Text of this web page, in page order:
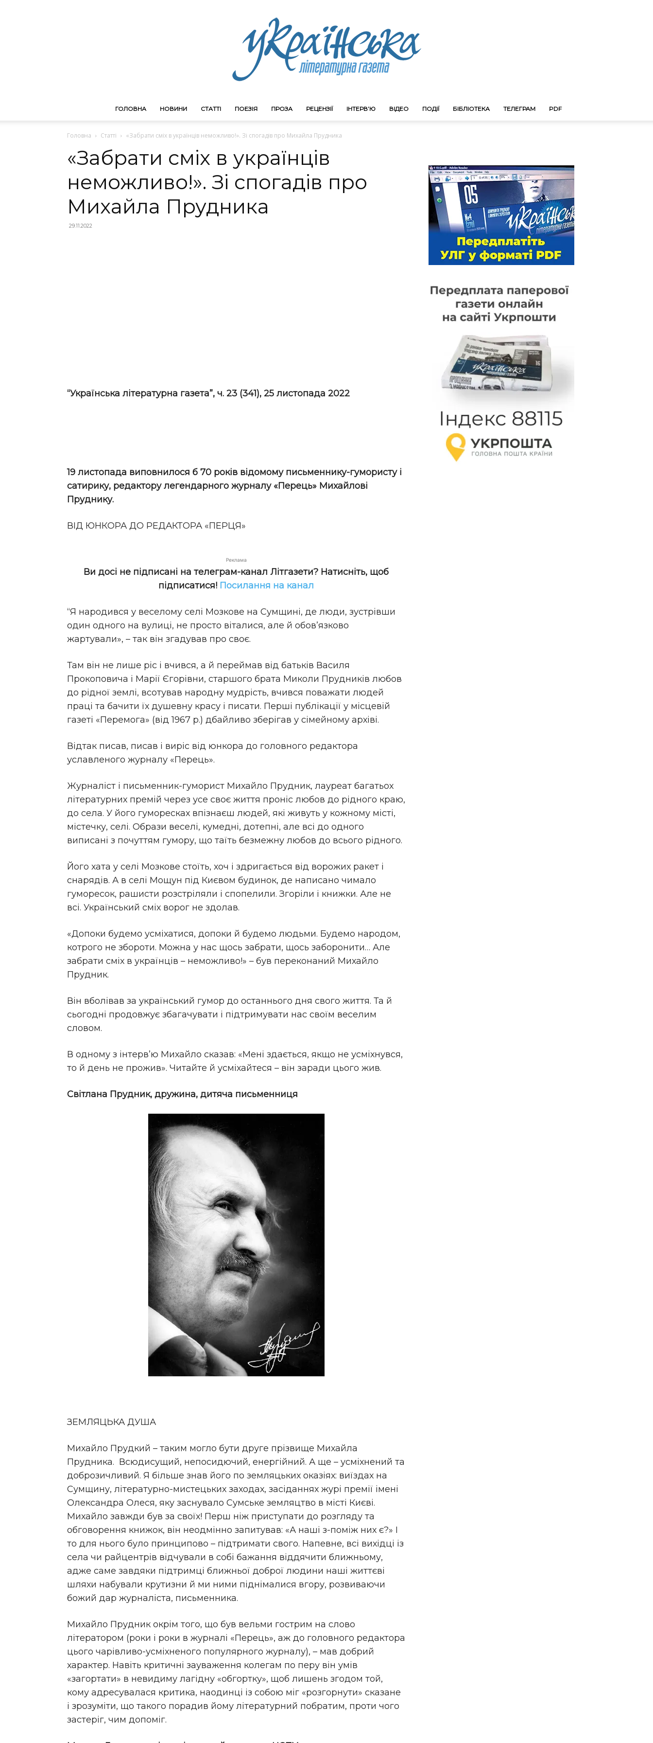
ГОЛОВНА НОВИНИ СТАТТІ ПОЕЗІЯ ПРОЗА РЕЦЕНЗІЇ ІНТЕРВ’Ю ВІДЕО ПОДІЇ БІБЛІОТЕКА ТЕЛЕГРАМ PDF
Головна Статті «Забрати сміх в українців неможливо!». Зі спогадів про Михайла Прудника
«Забрати сміх в українців
неможливо!». Зі спогадів про
Михайла Прудника
29.11.2022
“Українська літературна газета”, ч. 23 (341), 25 листопада 2022
19 листопада виповнилося б 70 років відомому письменнику-гумористу і
сатирику, редактору легендарного журналу «Перець» Михайлові
Пруднику.
ВІД ЮНКОРА ДО РЕДАКТОРА «ПЕРЦЯ»
Реклама
Ви досі не підписані на телеграм-канал Літгазети? Натисніть, щоб
підписатися! Посилання на канал
“Я народився у веселому селі Мозкове на Сумщині, де люди, зустрівши
один одного на вулиці, не просто віталися, але й обов’язково
жартували», – так він згадував про своє.
Там він не лише ріс і вчився, а й переймав від батьків Василя
Прокоповича і Марії Єгорівни, старшого брата Миколи Прудників любов
до рідної землі, всотував народну мудрість, вчився поважати людей
праці та бачити їх душевну красу і писати. Перші публікації у місцевій
газеті «Перемога» (від 1967 р.) дбайливо зберігав у сімейному архіві.
Відтак писав, писав і виріс від юнкора до головного редактора
уславленого журналу «Перець».
Журналіст і письменник-гуморист Михайло Прудник, лауреат багатьох
літературних премій через усе своє життя проніс любов до рідного краю,
до села. У його гуморесках впізнаєш людей, які живуть у кожному місті,
містечку, селі. Образи веселі, кумедні, дотепні, але всі до одного
виписані з почуттям гумору, що таїть безмежну любов до всього рідного.
Його хата у селі Мозкове стоїть, хоч і здригається від ворожих ракет і
снарядів. А в селі Мощун під Києвом будинок, де написано чимало
гуморесок, рашисти розстріляли і спопелили. Згоріли і книжки. Але не
всі. Український сміх ворог не здолав.
«Допоки будемо усміхатися, допоки й будемо людьми. Будемо народом,
котрого не збороти. Можна у нас щось забрати, щось заборонити… Але
забрати сміх в українців – неможливо!» – був переконаний Михайло
Прудник.
Він вболівав за український гумор до останнього дня свого життя. Та й
сьогодні продовжує збагачувати і підтримувати нас своїм веселим
словом.
В одному з інтерв’ю Михайло сказав: «Мені здається, якщо не усміхнувся,
то й день не прожив». Читайте й усміхайтеся – він заради цього жив.
Світлана Прудник, дружина, дитяча письменниця
ЗЕМЛЯЦЬКА ДУША
Михайло Прудкий – таким могло бути друге прізвище Михайла
Прудника. Всюдисущий, непосидючий, енергійний. А ще – усміхнений та
доброзичливий. Я більше знав його по земляцьких оказіях: виїздах на
Сумщину, літературно-мистецьких заходах, засіданнях журі премії імені
Олександра Олеся, яку заснувало Сумське земляцтво в місті Києві.
Михайло завжди був за своїх! Перш ніж приступати до розгляду та
обговорення книжок, він неодмінно запитував: «А наші з-поміж них є?» І
то для нього було принципово – підтримати свого. Напевне, всі вихідці із
села чи райцентрів відчували в собі бажання віддячити ближньому,
адже саме завдяки підтримці ближньої доброї людини наші життєві
шляхи набували крутизни й ми ними піднімалися вгору, розвиваючи
божий дар журналіста, письменника.
Михайло Прудник окрім того, що був вельми гострим на слово
літератором (роки і роки в журналі «Перець», аж до головного редактора
цього чарівливо-усміхненого популярного журналу), – мав добрий
характер. Навіть критичні зауваження колегам по перу він умів
«загортати» в невидиму лагідну «обгортку», щоб лишень згодом той,
кому адресувалася критика, наодинці із собою міг «розгорнути» сказане
і зрозуміти, що такого порадив йому літературний побратим, проти чого
застеріг, чим допоміг.